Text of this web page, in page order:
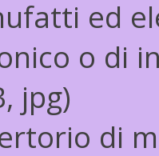
ed
o di
jpg)
di